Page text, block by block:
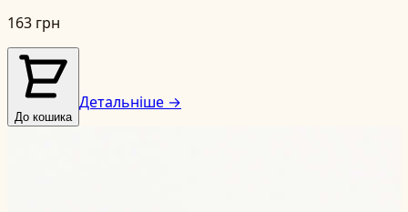
163 грн
До кошика
Детальніше →